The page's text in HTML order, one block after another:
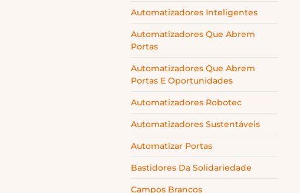
Automatizadores Inteligentes
Automatizadores Que Abrem
Portas
Automatizadores Que Abrem
Portas E Oportunidades
Automatizadores Robotec
Automatizadores Sustentáveis
Automatizar Portas
Bastidores Da Solidariedade
Campos Brancos